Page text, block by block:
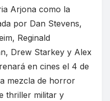
Arjona como la
por Dan Stevens,
Reginald
Drew Starkey y Alex
en cines el 4 de
mezcla de horror
thriller militar y